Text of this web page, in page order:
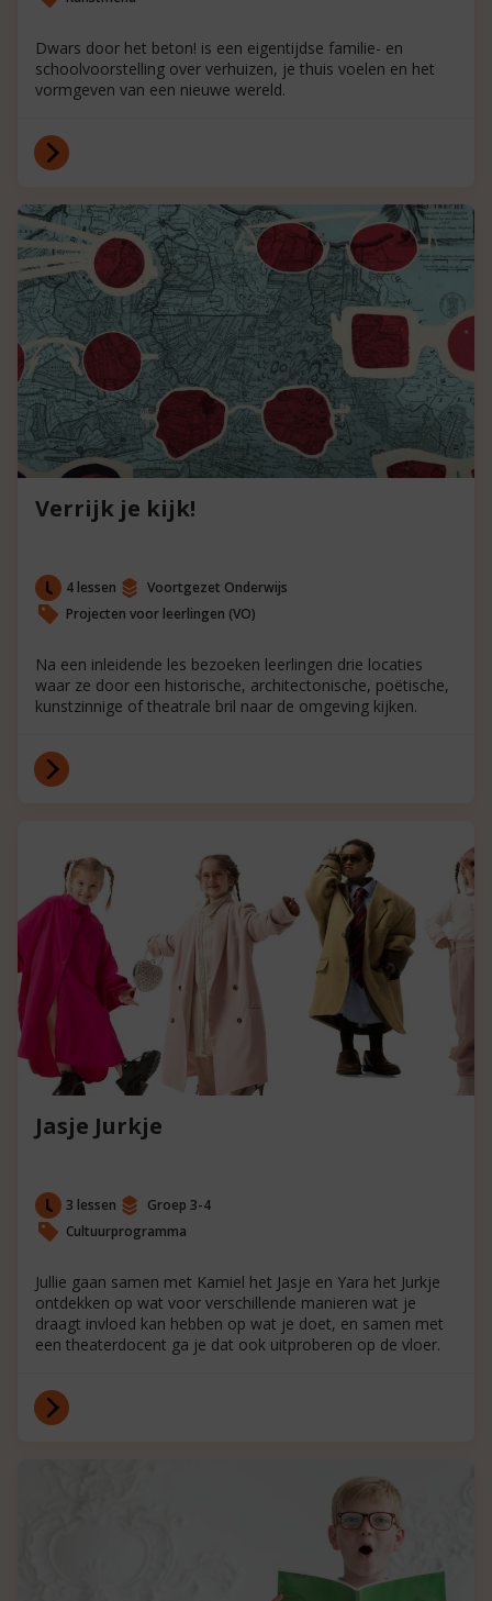
Dwars door het beton! is een eigentijdse familie- en
schoolvoorstelling over verhuizen, je thuis voelen en het
vormgeven van een nieuwe wereld.
Verrijk je kijk!
4 lessen
Voortgezet Onderwijs
Projecten voor leerlingen (VO)
Na een inleidende les bezoeken leerlingen drie locaties
waar ze door een historische, architectonische, poëtische,
kunstzinnige of theatrale bril naar de omgeving kijken.
Jasje Jurkje
3 lessen
Groep 3-4
Cultuurprogramma
Jullie gaan samen met Kamiel het Jasje en Yara het Jurkje
ontdekken op wat voor verschillende manieren wat je
draagt invloed kan hebben op wat je doet, en samen met
een theaterdocent ga je dat ook uitproberen op de vloer.